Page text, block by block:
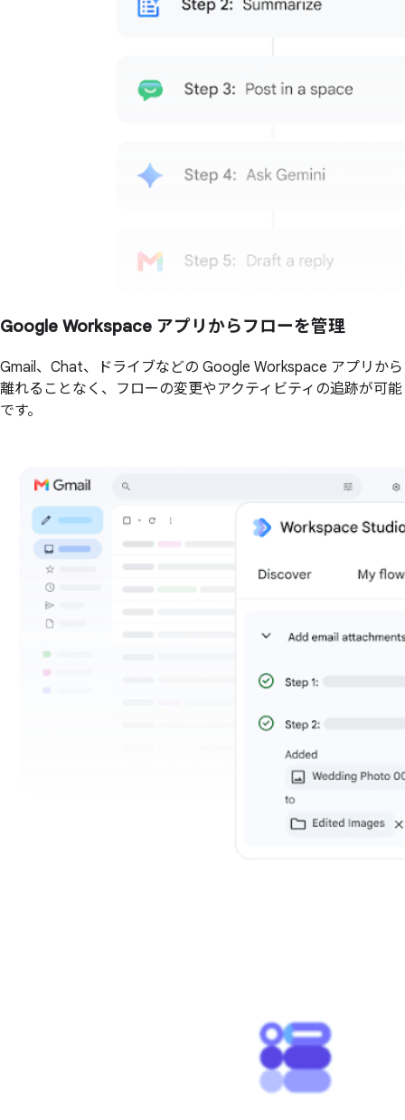
Google Workspace アプリからフローを管理
Gmail、Chat、ドライブなどの Google Workspace アプリから
離れることなく、フローの変更やアクティビティの追跡が可能
です。